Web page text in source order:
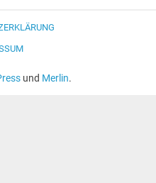
und Merlin.